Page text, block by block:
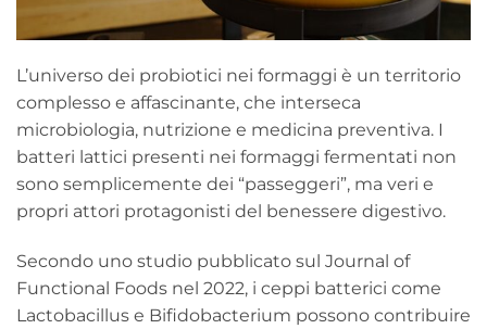
L’universo dei probiotici nei formaggi è un territorio
complesso e affascinante, che interseca
microbiologia, nutrizione e medicina preventiva. I
batteri lattici presenti nei formaggi fermentati non
sono semplicemente dei “passeggeri”, ma veri e
propri attori protagonisti del benessere digestivo.
Secondo uno studio pubblicato sul Journal of
Functional Foods nel 2022, i ceppi batterici come
Lactobacillus e Bifidobacterium possono contribuire